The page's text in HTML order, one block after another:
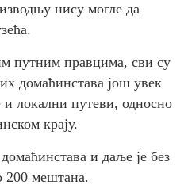
нису могле да
путним правцима, сви су
домаћинстава још увек
локални путеви, односно
крају.
и даље је без
200 мештана.